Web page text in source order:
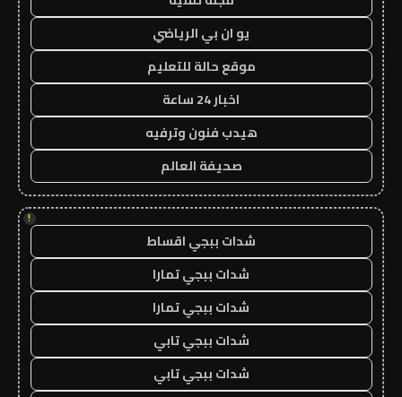
يو ان بي الرياضي
موقع حالة للتعليم
اخبار 24 ساعة
هيدب فنون وترفيه
صحيفة العالم
!
شدات ببجي اقساط
شدات ببجي تمارا
شدات ببجي تمارا
شدات ببجي تابي
شدات ببجي تابي